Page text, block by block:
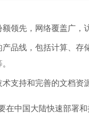
领先，网络覆盖广，
产品线，包括计算、存
支持和完善的文档资
在中国大陆快速部署